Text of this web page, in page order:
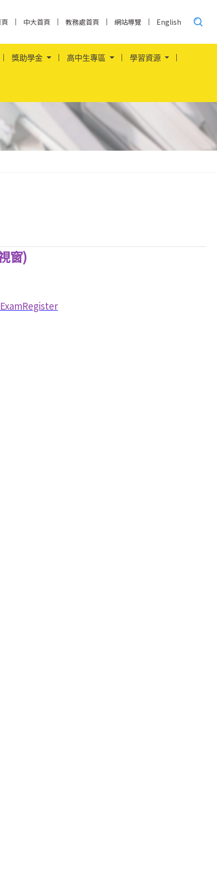
中大首頁 教務處首頁 網站導覽 English
搜
尋......
獎助學金 高中生專區 學習資源
窗)